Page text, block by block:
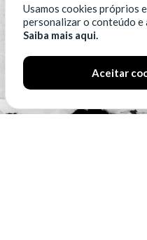
16 Benfica B
Usamos cookies próprios
personalizar o conteúdo
Saiba mais aqui.
Aceitar